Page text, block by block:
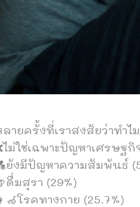
รั้งที่เราสงสัยว่าทำไมค
ไม่ใช่เฉพาะปัญหาเศรษฐกิ
ยังมีปัญหาความสัมพันธ์
ดื่มสุรา (29%)
โรคทางกาย (25.7%)